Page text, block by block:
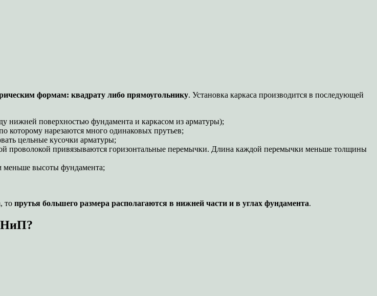
формам: квадрату либо прямоугольнику. Установка каркаса производится в последующей
нижней поверхностью фундамента и каркасом из арматуры);
которому нарезаются много одинаковых прутьев;
цельные кусочки арматуры;
проволокой привязываются горизонтальные перемычки. Длина каждой перемычки меньше толщины
меньше высоты фундамента;
то прутья большего размера располагаются в нижней части и в углах фундамента.